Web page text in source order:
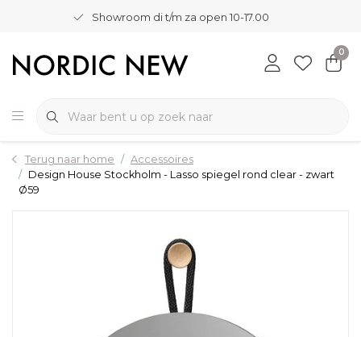
Showroom di t/m za open 10-17.00
0
Terug naar home
Accessoires
Design House Stockholm - Lasso spiegel rond clear - zwart
Ø59